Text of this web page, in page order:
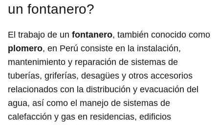
un fontanero?
El trabajo de un fontanero, también conocido como
plomero, en Perú consiste en la instalación,
mantenimiento y reparación de sistemas de
tuberías, griferías, desagües y otros accesorios
relacionados con la distribución y evacuación del
agua, así como el manejo de sistemas de
calefacción y gas en residencias, edificios